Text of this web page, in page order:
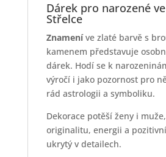
Dárek pro narozené
Střelce
Znameníve zlaté barvě s
kamenem představuje
dárek. Hodí se k
výročí i jako pozornost pro
rád astrologii a symboliku.
Dekorace potěší ženy i
originalitu, energii a
ukrytý v detailech.